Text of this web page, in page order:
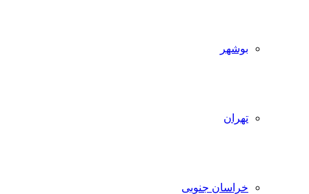
بوشهر
تهران
خراسان جنوبی